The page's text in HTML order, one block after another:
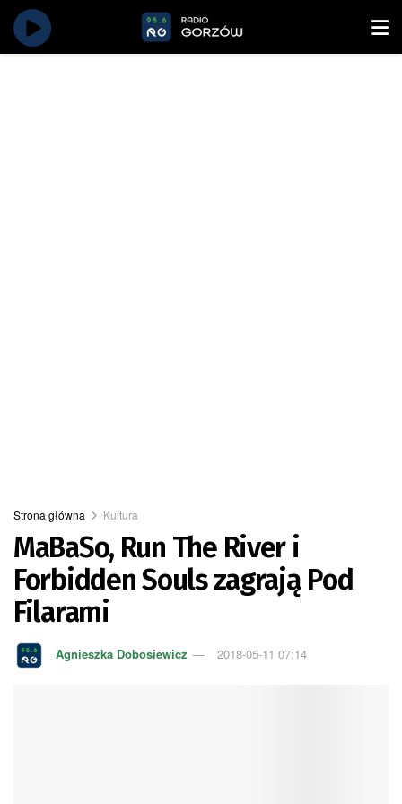
Strona główna Kultura
MaBaSo, Run The River i
Forbidden Souls zagrają Pod
Filarami
Agnieszka Dobosiewicz 2018-05-11 07:14